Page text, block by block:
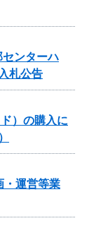
センターハ
札公告
）の購入に
・運営等業